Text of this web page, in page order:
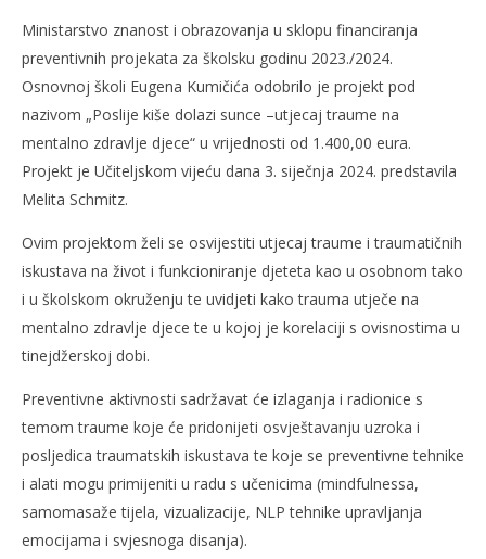
Ministarstvo znanost i obrazovanja u sklopu financiranja
preventivnih projekata za školsku godinu 2023./2024.
Osnovnoj školi Eugena Kumičića odobrilo je projekt pod
nazivom „Poslije kiše dolazi sunce –utjecaj traume na
mentalno zdravlje djece“ u vrijednosti od 1.400,00 eura.
Projekt je Učiteljskom vijeću dana 3. siječnja 2024. predstavila
Melita Schmitz.
Ovim projektom želi se osvijestiti utjecaj traume i traumatičnih
iskustava na život i funkcioniranje djeteta kao u osobnom tako
i u školskom okruženju te uvidjeti kako trauma utječe na
mentalno zdravlje djece te u kojoj je korelaciji s ovisnostima u
tinejdžerskoj dobi.
Preventivne aktivnosti sadržavat će izlaganja i radionice s
temom traume koje će pridonijeti osvještavanju uzroka i
posljedica traumatskih iskustava te koje se preventivne tehnike
i alati mogu primijeniti u radu s učenicima (mindfulnessa,
samomasaže tijela, vizualizacije, NLP tehnike upravljanja
emocijama i svjesnoga disanja).